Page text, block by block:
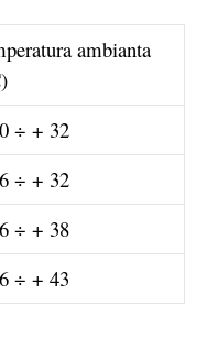
ambianta
÷ + 32
÷ + 32
÷ + 38
÷ + 43